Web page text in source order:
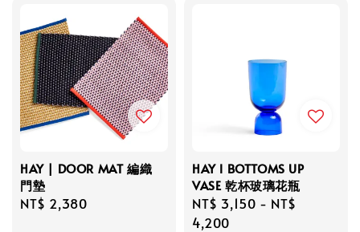
HAY | DOOR MAT 編織
門墊
Regular
NT$ 2,380
HAY l BOTTOMS UP
VASE 乾杯玻璃花瓶
Regular
price
NT$ 3,150 - NT$
4,200